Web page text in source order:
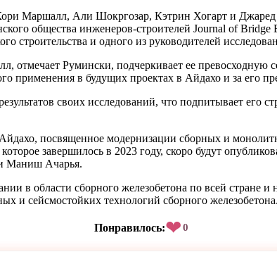
Маршалл, Али Шокргозар, Кэтрин Хогарт и
общества инженеров-строителей Journal of
строительства и одного из руководителей
отмечает Румински, подчеркивает ее
применения в будущих проектах в Айдахо и за его
своих исследований, что подпитывает его
посвященное модернизации сборных и
завершилось в 2023 году, скоро будут
Маниш Ачарья.
в области сборного железобетона по всей стране
и сейсмостойких технологий сборного железобетона.
Понравилось:❤0